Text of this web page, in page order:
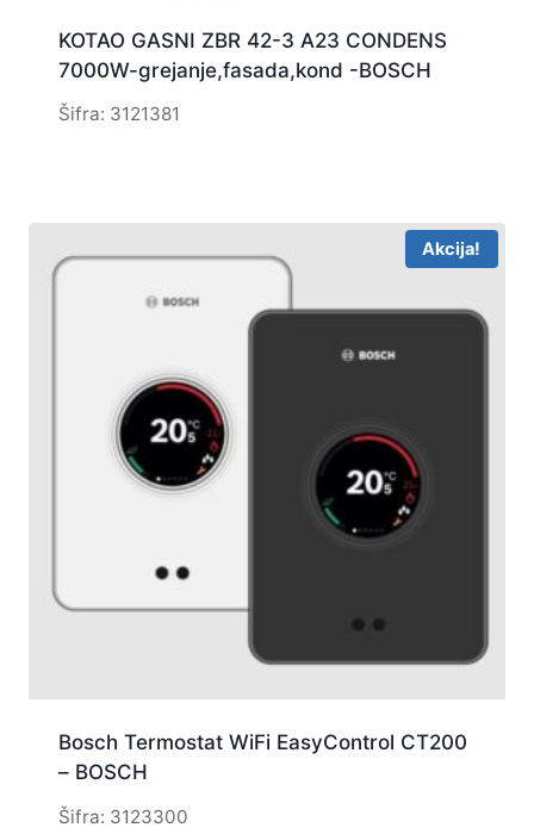
KOTAO GASNI ZBR 42-3 A23 CONDENS
7000W-grejanje,fasada,kond -BOSCH
Šifra: 3121381
Akcija!
Bosch Termostat WiFi EasyControl CT200
– BOSCH
Šifra: 3123300